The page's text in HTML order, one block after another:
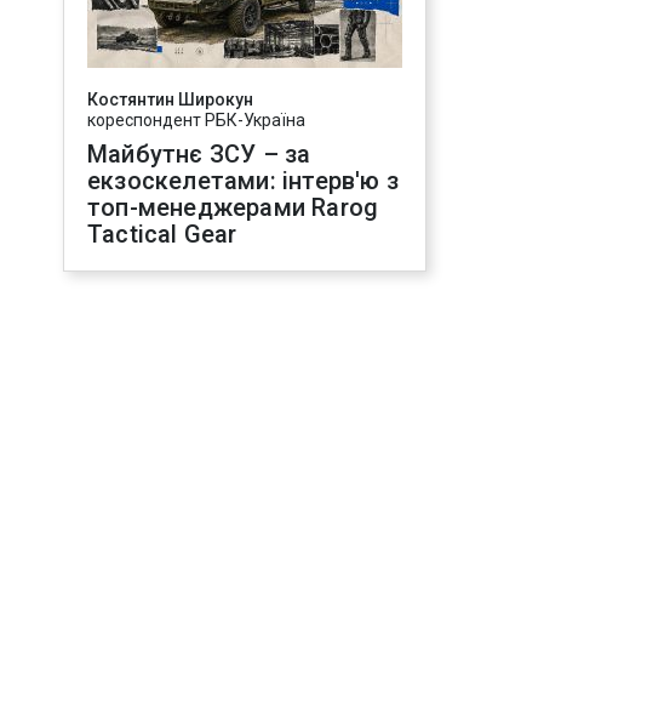
Костянтин Широкун
кореспондент РБК-Україна
Майбутнє ЗСУ – за
екзоскелетами: інтерв'ю з
топ-менеджерами Rarog
Tactical Gear